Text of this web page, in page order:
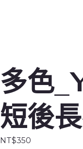
多色
短後
NT$350